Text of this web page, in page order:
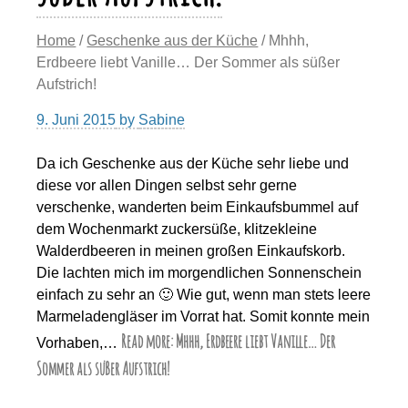
Home / Geschenke aus der Küche / Mhhh,
Erdbeere liebt Vanille… Der Sommer als süßer
Aufstrich!
9. Juni 2015 by Sabine
Da ich Geschenke aus der Küche sehr liebe und
diese vor allen Dingen selbst sehr gerne
verschenke, wanderten beim Einkaufsbummel auf
dem Wochenmarkt zuckersüße, klitzekleine
Walderdbeeren in meinen großen Einkaufskorb.
Die lachten mich im morgendlichen Sonnenschein
einfach zu sehr an 🙂 Wie gut, wenn man stets leere
Marmeladengläser im Vorrat hat. Somit konnte mein
Vorhaben,… Read more: Mhhh, Erdbeere liebt Vanille… Der
Sommer als süßer Aufstrich!